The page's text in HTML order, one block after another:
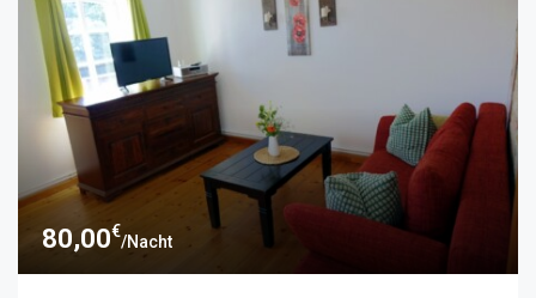
80,00€
/Nacht